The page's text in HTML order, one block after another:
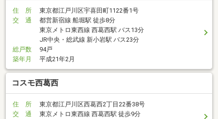
住 所
東京都江戸川区宇喜田町1122番1号
交 通
都営新宿線 船堀駅 徒歩8分
東京メトロ東西線 西葛西駅 バス13分
JR中央・総武線 新小岩駅 バス23分
総戸数
94戸
築年月
平成21年2月
コスモ西葛西
住 所
東京都江戸川区西葛西2丁目22番38号
交 通
東京メトロ東西線 西葛西駅 徒歩9分